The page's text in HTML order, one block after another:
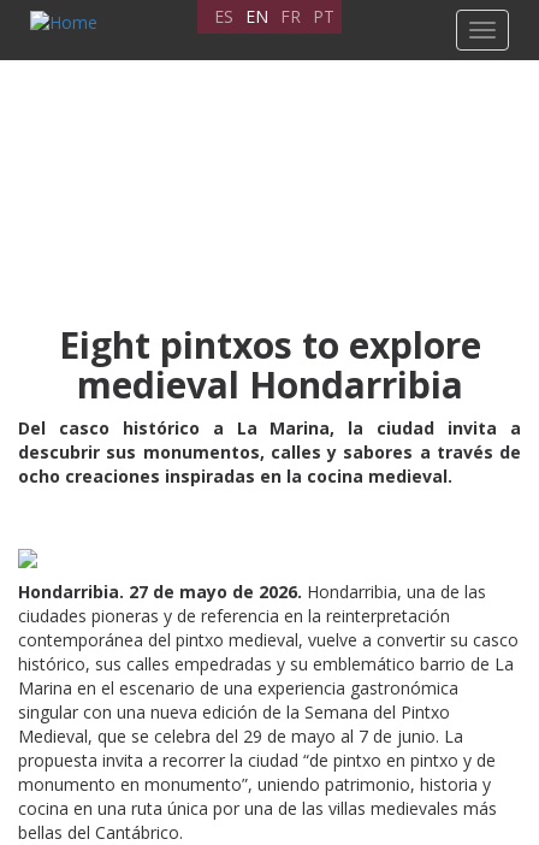
Skip
main
Toggle
ES EN FR PT
Eight pintxos to explore
medieval Hondarribia
Del casco histórico a La Marina, la ciudad invita a
descubrir sus monumentos, calles y sabores a través de
ocho creaciones inspiradas en la cocina medieval.
Hondarribia. 27 de mayo de 2026. Hondarribia, una de las
ciudades pioneras y de referencia en la reinterpretación
contemporánea del pintxo medieval, vuelve a convertir su casco
histórico, sus calles empedradas y su emblemático barrio de La
Marina en el escenario de una experiencia gastronómica
singular con una nueva edición de la Semana del Pintxo
Medieval, que se celebra del 29 de mayo al 7 de junio. La
propuesta invita a recorrer la ciudad “de pintxo en pintxo y de
monumento en monumento”, uniendo patrimonio, historia y
cocina en una ruta única por una de las villas medievales más
bellas del Cantábrico.